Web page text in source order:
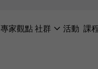
專家觀點社群 活動 課